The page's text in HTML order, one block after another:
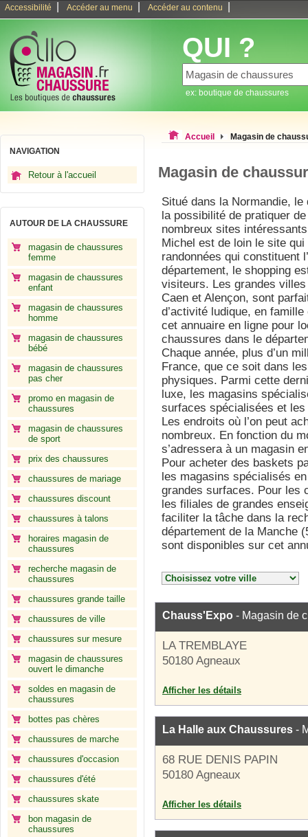
Accessibilité Accéder au menu Accéder au contenu
QUI ?
ex: boutique de chaussures
NAVIGATION
Retour à l'accueil
AUTOUR DE LA CHAUSSURE
magasin de chaussures
femme
magasin de chaussures
enfant
magasin de chaussures
homme
magasin de chaussures
bébé
magasin de chaussures
pas cher
promo en magasin de
chaussures
magasin de chaussures
de sport
prix des chaussures
chaussures de mariage
chaussures discount
chaussures à talons
horaires magasin de
chaussures
recherche magasin de
chaussures
chaussures grande taille
chaussures de ville
chaussures sur mesure
magasin de chaussures
ouvert le dimanche
soldes en magasin de
chaussures
bottes pas chères
chaussures de marche
chaussures d'occasion
chaussures d'été
chaussures skate
bon magasin de
chaussures
Accueil Magasin de
Magasin de
Situé dans la Normandie,
la possibilité de pratiquer
nombreux sites
Michel est de loin le site
randonnées qui constituent
département, le shopping
visiteurs. Les grandes
Caen et Alençon, sont
d’activité ludique, en
cet annuaire en ligne pour
chaussures dans le
Chaque année, plus d’un
France, que ce soit dans
physiques. Parmi cette
luxe, les magasins
surfaces spécialisées et
Les endroits où l’on peut
nombreux. En fonction du
s’adressera à un magasin
Pour acheter des baskets
les magasins spécialisés
grandes surfaces. Pour les
les filiales de grandes
faciliter la tâche dans la
département de la Manche
sont disponibles sur cet
Chauss'Expo - Magasin de
LA TREMBLAYE
50180 Agneaux
Afficher les détails
La Halle aux Chaussures -
68 RUE DENIS PAPIN
50180 Agneaux
Afficher les détails